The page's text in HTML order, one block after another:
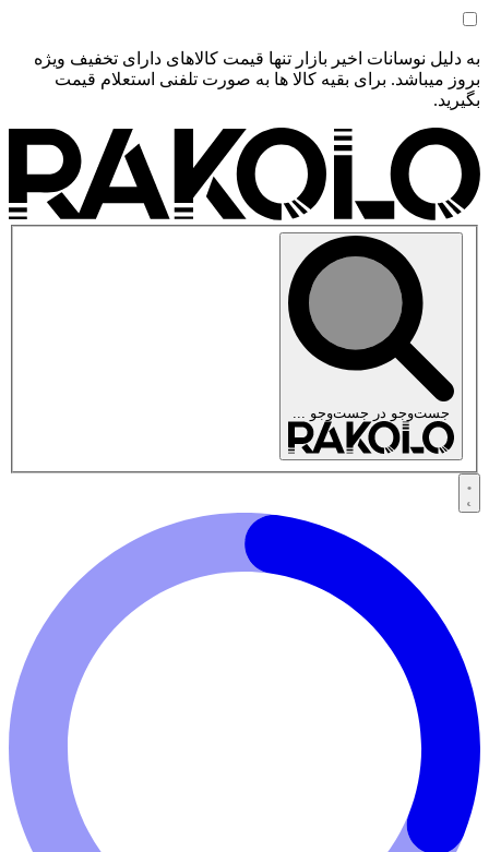
به دلیل نوسانات اخیر بازار تنها قیمت کالاهای دارای تخفیف ویژه
بروز میباشد. برای بقیه کالا ها به صورت تلفنی استعلام قیمت
بگیرید.
جست‌وجو در جست‌وجو ...